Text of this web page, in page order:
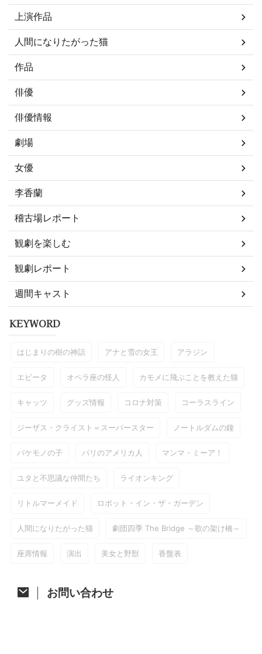
上演作品
人間になりたがった猫
作品
俳優
俳優情報
劇場
女優
李香蘭
稽古場レポート
観劇を楽しむ
観劇レポート
週間キャスト
KEYWORD
はじまりの樹の神話 アナと雪の女王 アラジン
エビータ オペラ座の怪人 カモメに飛ぶことを教えた猫
キャッツ グッズ情報 コロナ対策 コーラスライン
ジーザス・クライスト＝スーパースター ノートルダムの鐘
バケモノの子 パリのアメリカ人 マンマ・ミーア！
ユタと不思議な仲間たち ライオンキング
リトルマーメイド ロボット・イン・ザ・ガーデン
人間になりたがった猫 劇団四季 The Bridge ～歌の架け橋～
座席情報 演出 美女と野獣 香盤表
お問い合わせ